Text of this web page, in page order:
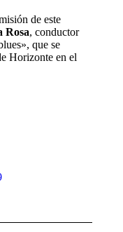
de este
Rosa, conductor
que se
Horizonte en el